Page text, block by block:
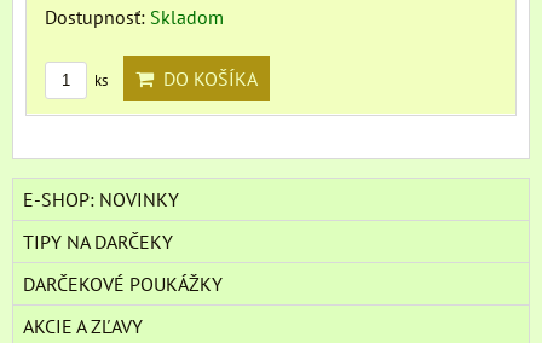
Dostupnosť: Skladom
ks DO KOŠÍKA
E-SHOP: NOVINKY
TIPY NA DARČEKY
DARČEKOVÉ POUKÁŽKY
AKCIE A ZĽAVY